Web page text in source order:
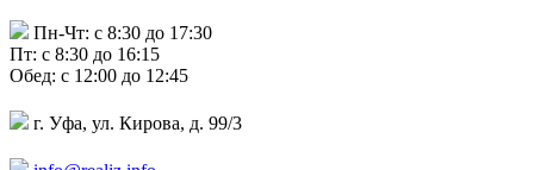
Пн-Чт: c 8:30 до 17:30
Пт: c 8:30 до 16:15
Обед: c 12:00 до 12:45
г. Уфа, ул. Кирова, д. 99/3